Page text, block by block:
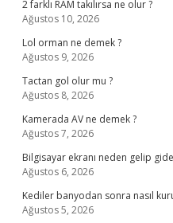
2 farklı RAM takılırsa ne olur ?
Ağustos 10, 2026
Lol orman ne demek ?
Ağustos 9, 2026
Tactan gol olur mu ?
Ağustos 8, 2026
Kamerada AV ne demek ?
Ağustos 7, 2026
Bilgisayar ekranı neden gelip
Ağustos 6, 2026
Kediler banyodan sonra nasıl
Ağustos 5, 2026